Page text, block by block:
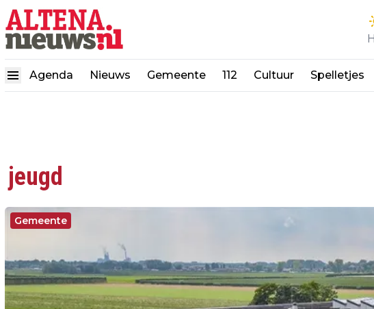
Agenda Nieuws Gemeente 112 Cultuur Spelletjes
jeugd
Gemeente